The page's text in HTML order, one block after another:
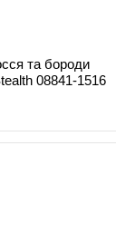
та бороди
08841-1516